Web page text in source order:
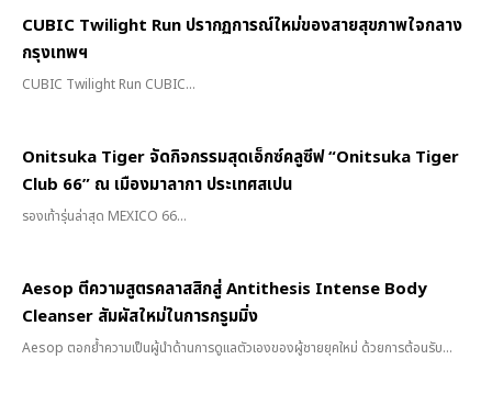
CUBIC Twilight Run ปรากฏการณ์ใหม่ของสายสุขภาพใจกลาง
กรุงเทพฯ
CUBIC Twilight Run CUBIC...
Onitsuka Tiger จัดกิจกรรมสุดเอ็กซ์คลูซีฟ “Onitsuka Tiger
Club 66” ณ เมืองมาลากา ประเทศสเปน
รองเท้ารุ่นล่าสุด MEXICO 66...
Aesop ตีความสูตรคลาสสิกสู่ Antithesis Intense Body
Cleanser สัมผัสใหม่ในการกรูมมิ่ง
Aesop ตอกย้ำความเป็นผู้นำด้านการดูแลตัวเองของผู้ชายยุคใหม่ ด้วยการต้อนรับ...